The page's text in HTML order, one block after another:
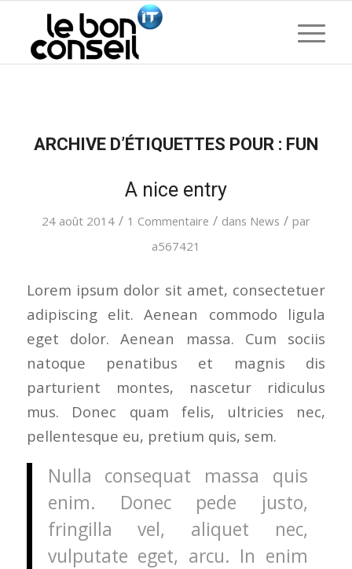
ARCHIVE D’ÉTIQUETTES POUR : FUN
A nice entry
24 août 2014 / 1 Commentaire / dans News / par
a567421
Lorem ipsum dolor sit amet, consectetuer
adipiscing elit. Aenean commodo ligula
eget dolor. Aenean massa. Cum sociis
natoque penatibus et magnis dis
parturient montes, nascetur ridiculus
mus. Donec quam felis, ultricies nec,
pellentesque eu, pretium quis, sem.
Nulla consequat massa quis
enim. Donec pede justo,
fringilla vel, aliquet nec,
vulputate eget, arcu. In enim